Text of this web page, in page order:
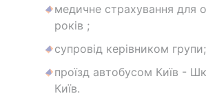
медичне страхування для
років ;
супровід керівником групи;
проїзд автобусом Київ -
Київ.